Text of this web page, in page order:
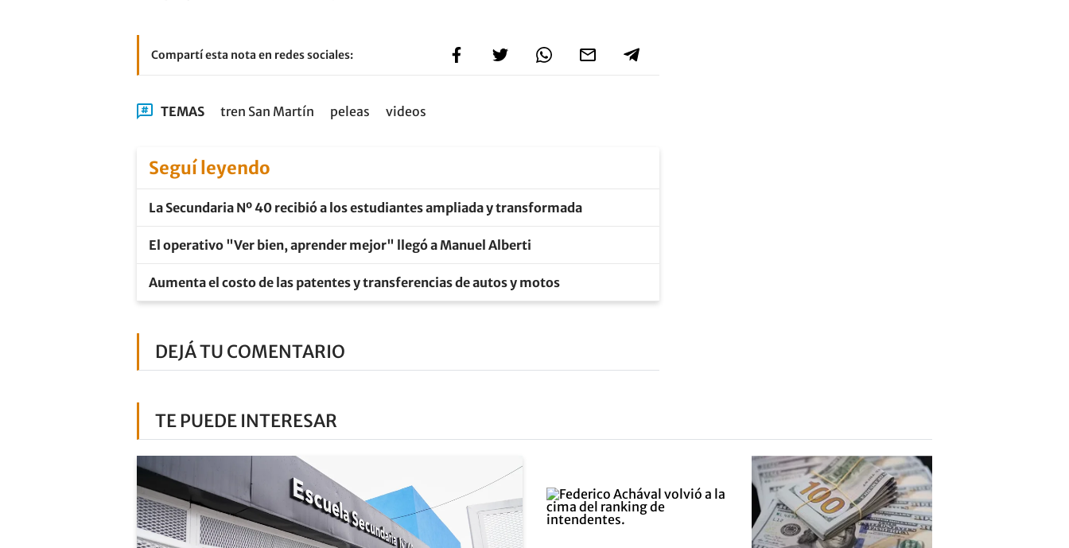
Compartí esta nota en redes sociales:
TEMAS tren San Martín peleas videos
Seguí leyendo
La Secundaria Nº 40 recibió a los estudiantes ampliada y transformada
El operativo "Ver bien, aprender mejor" llegó a Manuel Alberti
Aumenta el costo de las patentes y transferencias de autos y motos
DEJÁ TU COMENTARIO
TE PUEDE INTERESAR